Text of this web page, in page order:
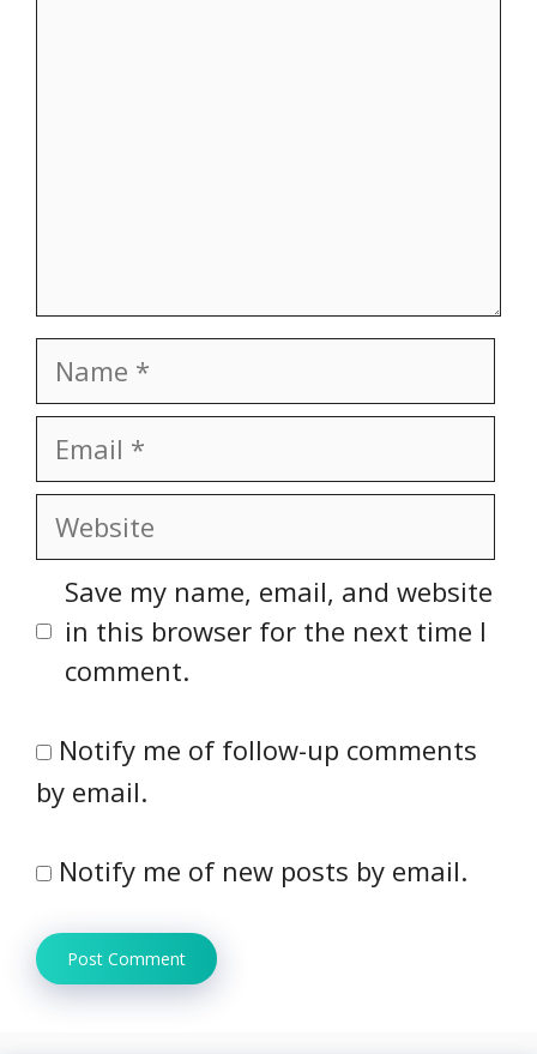
Name
Email
Website
Save my name, email, and website
in this browser for the next time I
comment.
Notify me of follow-up comments
by email.
Notify me of new posts by email.